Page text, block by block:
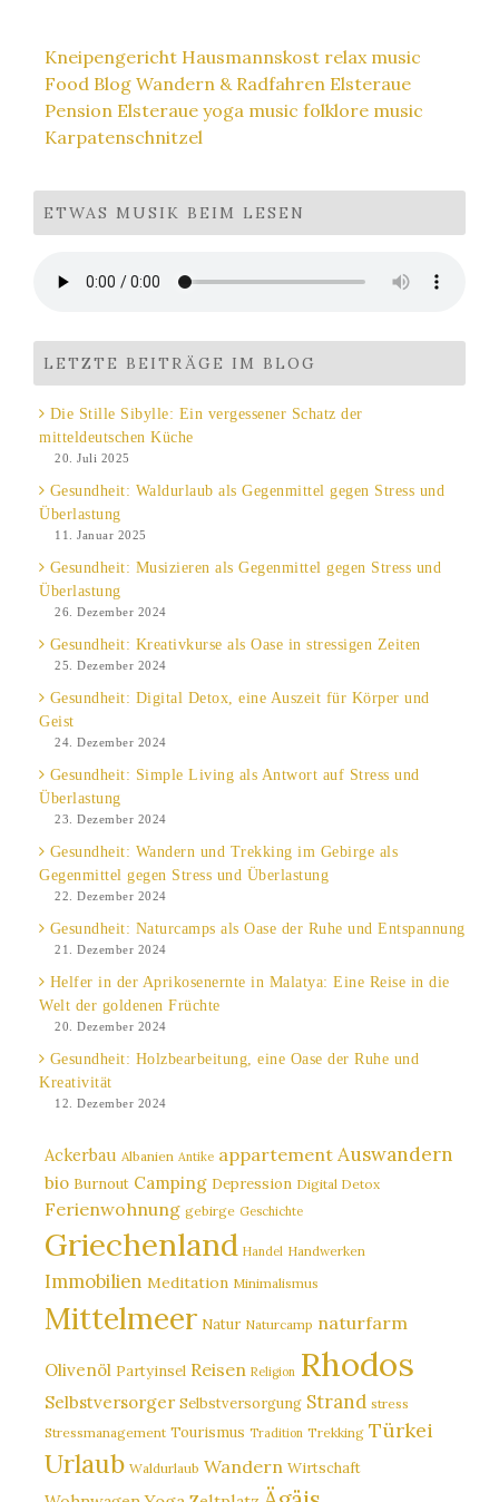
Kneipengericht Hausmannskost relax music
Food Blog Wandern & Radfahren Elsteraue
Pension Elsteraue yoga music folklore music
Karpatenschnitzel
ETWAS MUSIK BEIM LESEN
LETZTE BEITRÄGE IM BLOG
Die Stille Sibylle: Ein vergessener Schatz der
mitteldeutschen Küche
20. Juli 2025
Gesundheit: Waldurlaub als Gegenmittel gegen Stress und
Überlastung
11. Januar 2025
Gesundheit: Musizieren als Gegenmittel gegen Stress und
Überlastung
26. Dezember 2024
Gesundheit: Kreativkurse als Oase in stressigen Zeiten
25. Dezember 2024
Gesundheit: Digital Detox, eine Auszeit für Körper und
Geist
24. Dezember 2024
Gesundheit: Simple Living als Antwort auf Stress und
Überlastung
23. Dezember 2024
Gesundheit: Wandern und Trekking im Gebirge als
Gegenmittel gegen Stress und Überlastung
22. Dezember 2024
Gesundheit: Naturcamps als Oase der Ruhe und Entspannung
21. Dezember 2024
Helfer in der Aprikosenernte in Malatya: Eine Reise in die
Welt der goldenen Früchte
20. Dezember 2024
Gesundheit: Holzbearbeitung, eine Oase der Ruhe und
Kreativität
12. Dezember 2024
Ackerbau Albanien Antike appartement Auswandern
bio Burnout Camping Depression Digital Detox
Ferienwohnung gebirge Geschichte
Griechenland Handel Handwerken
Immobilien Meditation Minimalismus
Mittelmeer Natur Naturcamp naturfarm
Olivenöl Partyinsel Reisen Religion Rhodos
Selbstversorger Selbstversorgung Strand stress
Stressmanagement Tourismus Tradition Trekking Türkei
Urlaub Waldurlaub Wandern Wirtschaft